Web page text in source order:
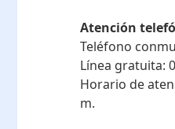
Atención
Teléfono
Línea gratuita:
Horario de
m.